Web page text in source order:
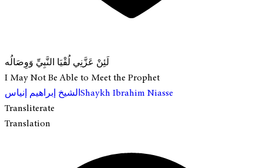
لَئِنْ عَزَّنِي لُقْيَا النَّبِيِّ وَوِصَالُه
I May Not Be Able to Meet the Prophet
الشيخ إبراهيم إنياسShaykh Ibrahim Niasse
Transliterate
Translation